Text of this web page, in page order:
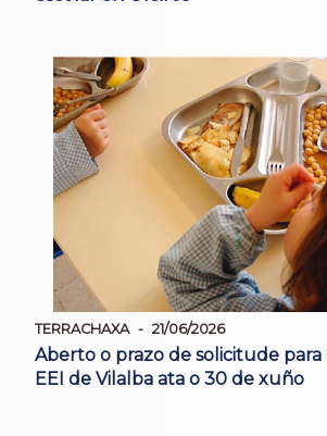
TERRACHAXA 21/06/2026
Aberto o prazo de solicitude
EEI de Vilalba ata o 30 de xuño